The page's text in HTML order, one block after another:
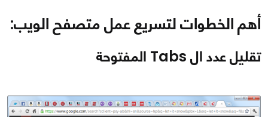
أهم الخطوات لتسريع عمل متصفح الويب:
تقليل عدد ال Tabs المفتوحة